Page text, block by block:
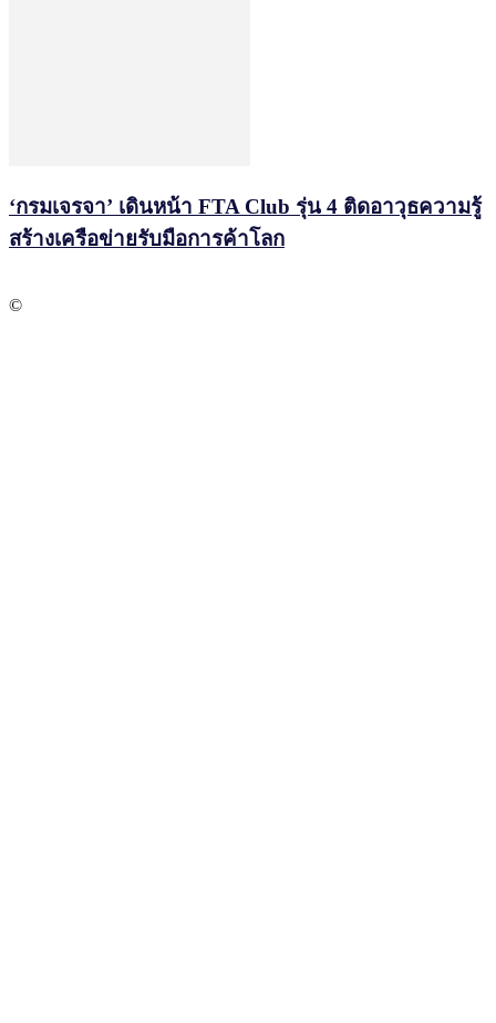
‘กรมเจรจา’ เดินหน้า FTA Club รุ่น 4 ติดอาวุธความรู้
สร้างเครือข่ายรับมือการค้าโลก
©